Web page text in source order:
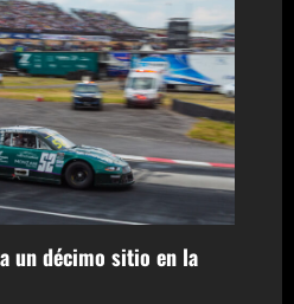
un décimo sitio en la